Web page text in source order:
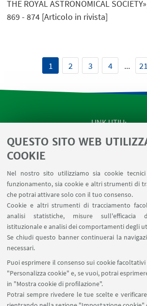
QUESTO SITO WEB
COOKIE
Nel nostro sito utilizziamo sia cookie
funzionamento, sia cookie e altri strumenti di
che potrai attivare solo con il tuo consenso.
Cookie e altri strumenti di tracciamento
analisi statistiche, misure sull'efficacia
istituzionale e analisi dei comportamenti degli
Se chiudi questo banner continuerai la
necessari.
Puoi esprimere il consenso sui cookie
"Personalizza cookie" e, se vuoi, potrai
in "Mostra cookie di profilazione".
Potrai sempre rivedere le tue scelte e
THE ROYAL ASTRONOMICAL
869 - 874 [Articolo in rivista]
1 2 3 4 ... 21
LINK UTILI
Apps
Prenotazione Sale
Carta dei Servizi
SEGUI IL DIPARTIMENTO
SEGUI UNIBO SU: